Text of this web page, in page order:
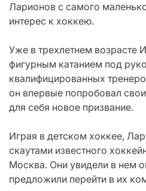
Ларионов с самого
интерес к хоккею.
Уже в трехлетнем возрасте
фигурным катанием под
квалифицированных
он впервые попробовал
для себя новое призвание.
Играя в детском хоккее,
скаутами известного
Москва. Они увидели в нем
предложили перейти в их